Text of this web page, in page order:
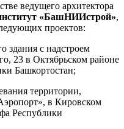
ведущего архитектора
«БашНИИстрой»,
проектов:
здания с надстроем
23 в Октябрьском районе
Башкортостан;
территории,
в Кировском
Республики